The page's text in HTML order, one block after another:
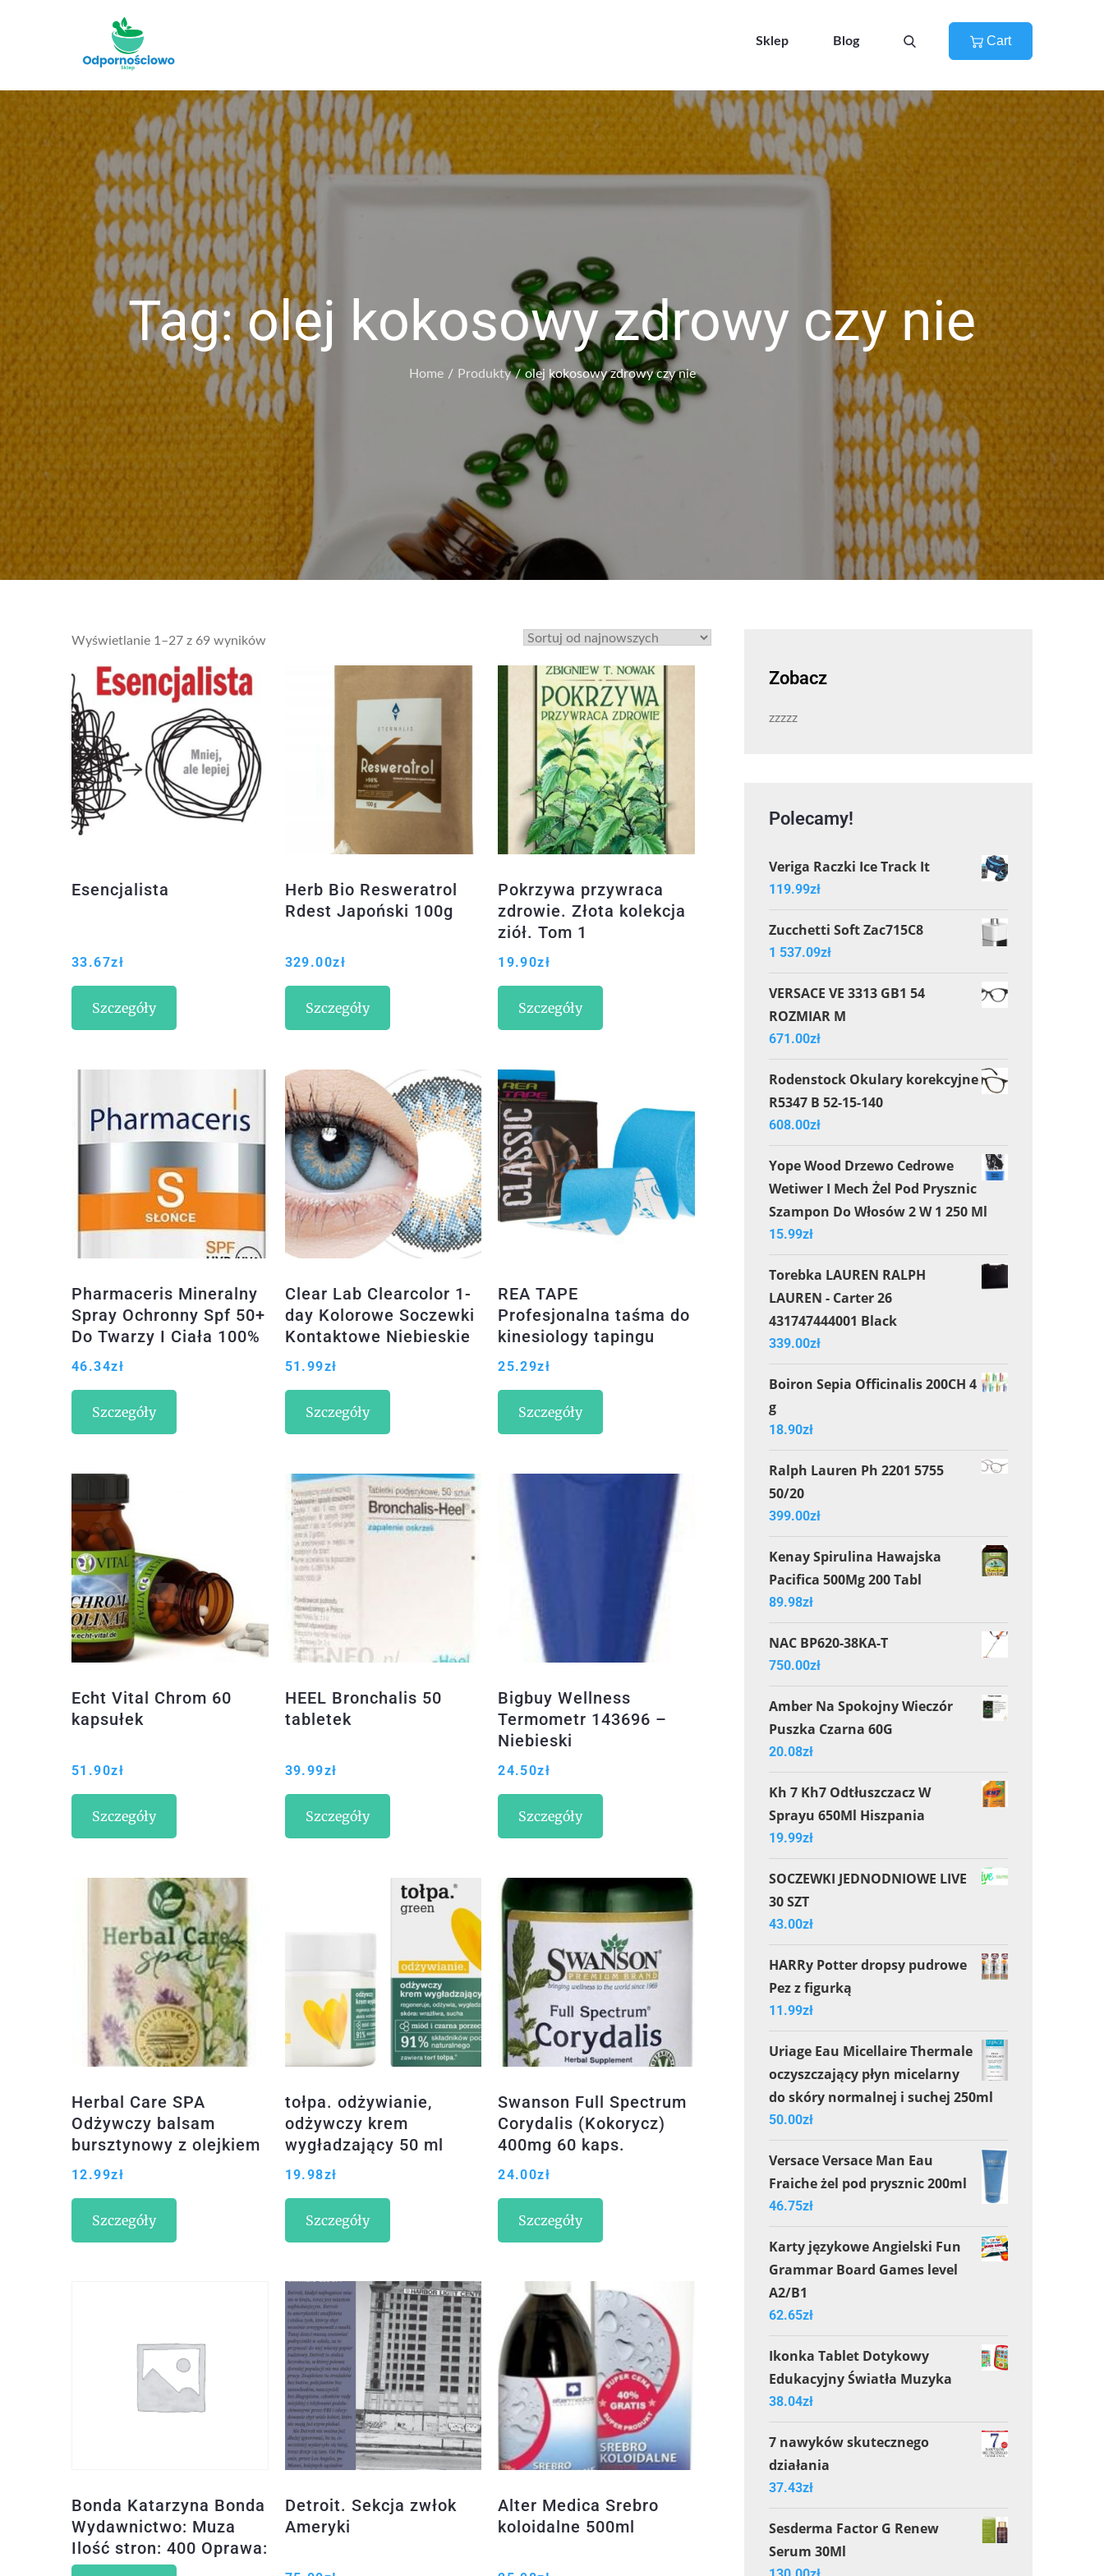
Sklep Blog Cart
Tag:olej kokosowy zdrowy czy nie
Home Produkty olej kokosowy zdrowy czy nie
Wyświetlanie 1–27 z 69 wyników
Esencjalista
33.67zł
Szczegóły
Herb Bio Resweratrol
Rdest Japoński 100g
329.00zł
Szczegóły
Pokrzywa przywraca
zdrowie. Złota kolekcja
ziół. Tom 1
19.90zł
Szczegóły
Pharmaceris Mineralny
Spray Ochronny Spf 50+
Do Twarzy I Ciała 100%
Filtrów Mineralnych
46.34zł
Szczegóły
Clear Lab Clearcolor 1-
day Kolorowe Soczewki
Kontaktowe Niebieskie
-6.50 10 Szt.
51.99zł
Szczegóły
REA TAPE
Profesjonalna taśma do
kinesiology tapingu
CLASSIC Niebieska
25.29zł
Szczegóły
Echt Vital Chrom 60
kapsułek
51.90zł
Szczegóły
HEEL Bronchalis 50
tabletek
39.99zł
Szczegóły
Bigbuy Wellness
Termometr 143696 –
Niebieski
24.50zł
Szczegóły
Herbal Care SPA
Odżywczy balsam
bursztynowy z olejkiem
bergamotowym
12.99zł
Szczegóły
tołpa. odżywianie,
odżywczy krem
wygładzający 50 ml
19.98zł
Szczegóły
Swanson Full Spectrum
Corydalis (Kokorycz)
400mg 60 kaps.
24.00zł
Szczegóły
Bonda Katarzyna Bonda
Wydawnictwo: Muza
Ilość stron: 400 Oprawa:
miękka Rok wydania:
Detroit. Sekcja zwłok
Ameryki
Alter Medica Srebro
koloidalne 500ml
Zobacz
zzzzz
Polecamy!
Veriga Raczki Ice Track It
119.99zł
Zucchetti Soft Zac715C8
1 537.09zł
VERSACE VE 3313 GB1 54
ROZMIAR M
671.00zł
Rodenstock Okulary korekcyjne
R5347 B 52-15-140
608.00zł
Yope Wood Drzewo Cedrowe
Wetiwer I Mech Żel Pod Prysznic
Szampon Do Włosów 2 W 1 250 Ml
15.99zł
Torebka LAUREN RALPH
LAUREN - Carter 26
431747444001 Black
339.00zł
Boiron Sepia Officinalis 200CH 4
g
18.90zł
Ralph Lauren Ph 2201 5755
50/20
399.00zł
Kenay Spirulina Hawajska
Pacifica 500Mg 200 Tabl
89.98zł
NAC BP620-38KA-T
750.00zł
Amber Na Spokojny Wieczór
Puszka Czarna 60G
20.08zł
Kh 7 Kh7 Odtłuszczacz W
Sprayu 650Ml Hiszpania
19.99zł
SOCZEWKI JEDNODNIOWE LIVE
30 SZT
43.00zł
HARRy Potter dropsy pudrowe
Pez z figurką
11.99zł
Uriage Eau Micellaire Thermale
oczyszczający płyn micelarny
do skóry normalnej i suchej 250ml
50.00zł
Versace Versace Man Eau
Fraiche żel pod prysznic 200ml
46.75zł
Karty językowe Angielski Fun
Grammar Board Games level
A2/B1
62.65zł
Ikonka Tablet Dotykowy
Edukacyjny Światła Muzyka
38.04zł
7 nawyków skutecznego
działania
37.43zł
Sesderma Factor G Renew
Serum 30Ml